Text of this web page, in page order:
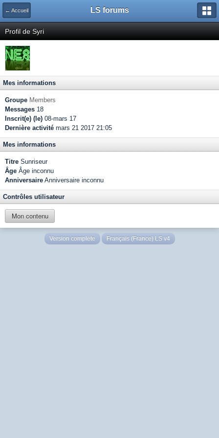
← Accueil LS forums
Profil de Syri
Mes informations
Groupe Members
Messages 18
Inscrit(e) (le) 08-mars 17
Dernière activité mars 21 2017 21:05
Mes informations
Titre Sunriseur
Âge Âge inconnu
Anniversaire Anniversaire inconnu
Contrôles utilisateur
Mon contenu
Version complète Français (France) LS v4